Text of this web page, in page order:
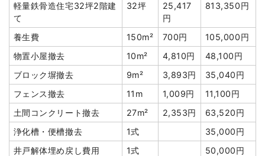
カーポート撤去
1式
10,000円
物置撤去
1式
10,000円
浄化槽・便槽撤去
1式
20,000円
諸経費
100,000円
値引き
8,273円
小計
1,347,727円
消費税
134,773円
合計金額
1,482,500円
軽量鉄骨造住宅32坪2階建
て
32坪
25,417
円
813,350円
養生費 150m² 700円
105,000円
物置小屋撤去
10m² 4,810円
48,100円
ブロック塀撤去
9m² 3,893円
35,040円
フェンス撤去
11m 1,009円
11,100円
土間コンクリート撤去
27m² 2,353円
63,520円
浄化槽・便槽撤去
1式
35,000円
井戸解体埋め戻し費用
1式
50,000円